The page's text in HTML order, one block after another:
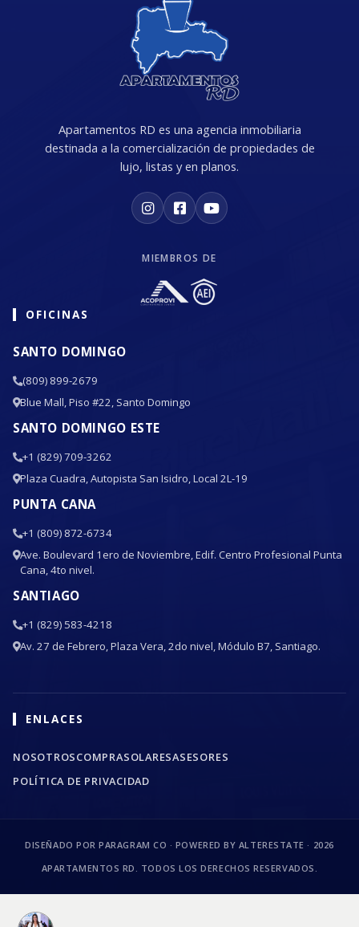
Apartamentos RD es una agencia inmobiliaria
destinada a la comercialización de propiedades de
lujo, listas y en planos.
MIEMBROS DE
OFICINAS
SANTO DOMINGO
(809) 899-2679
Blue Mall, Piso #22, Santo Domingo
SANTO DOMINGO ESTE
+1 (829) 709-3262
Plaza Cuadra, Autopista San Isidro, Local 2L-19
PUNTA CANA
+1 (809) 872-6734
Ave. Boulevard 1ero de Noviembre, Edif. Centro Profesional Punta
Cana, 4to nivel.
SANTIAGO
+1 (829) 583-4218
Av. 27 de Febrero, Plaza Vera, 2do nivel, Módulo B7, Santiago.
ENLACES
NOSOTROSCOMPRASOLARESASESORES
POLÍTICA DE PRIVACIDAD
DISEÑADO POR PARAGRAM CO · POWERED BY ALTERESTATE · 2026
APARTAMENTOS RD. TODOS LOS DERECHOS RESERVADOS.